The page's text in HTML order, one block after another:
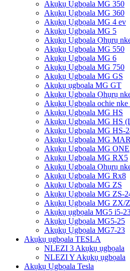
Akụkụ Ụgbọala MG 350
Akụkụ Ụgbọala MG 360
Akụkụ Ụgbọala MG 4 ev
Akụkụ Ụgbọala MG 5
Akụkụ Ụgbọala Ọhụrụ
Akụkụ Ụgbọala MG 550
Akụkụ Ụgbọala MG 6
Akụkụ Ụgbọala MG 750
Akụkụ Ụgbọala MG GS
Akụkụ ụgbọala MG GT
Akụkụ Ụgbọala Ọhụrụ
Akụkụ Ụgbọala ochie
Akụkụ Ụgbọala MG HS
Akụkụ Ụgbọala MG HS
Akụkụ Ụgbọala MG HS-
Akụkụ Ụgbọala MG
Akụkụ Ụgbọala MG ONE
Akụkụ Ụgbọala MG RX5
Akụkụ Ụgbọala Ọhụrụ
Akụkụ Ụgbọala MG Rx8
Akụkụ Ụgbọala MG ZS
Akụkụ Ụgbọala MG ZS-
Akụkụ Ụgbọala MG ZX/
Akụkụ ụgbọala MG5 i5-
Akụkụ Ụgbọala MG5-25
Akụkụ Ụgbọala MG7-23
Akụkụ ụgbọala TESLA
NLEZI 3 Akụkụ ụgbọala
NLEZI Y Akụkụ ụgbọala
Akụkụ Ụgbọala Tesla